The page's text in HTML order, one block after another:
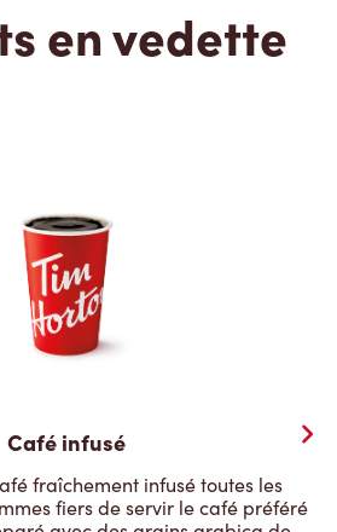
en vedette
Café infusé
fraîchement infusé toutes les
fiers de servir le café préféré